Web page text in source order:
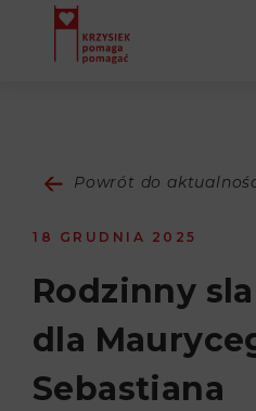
O NAS
NAPISALI O NAS
GALERIA
DZIAŁALNOŚĆ
NASI BENEFICJENCI
SULEJMAN
KONTAKT
REJESTRACJA
Powrót do
18 GRUDNIA 2025
Rodzinny
dla
Sebastiana